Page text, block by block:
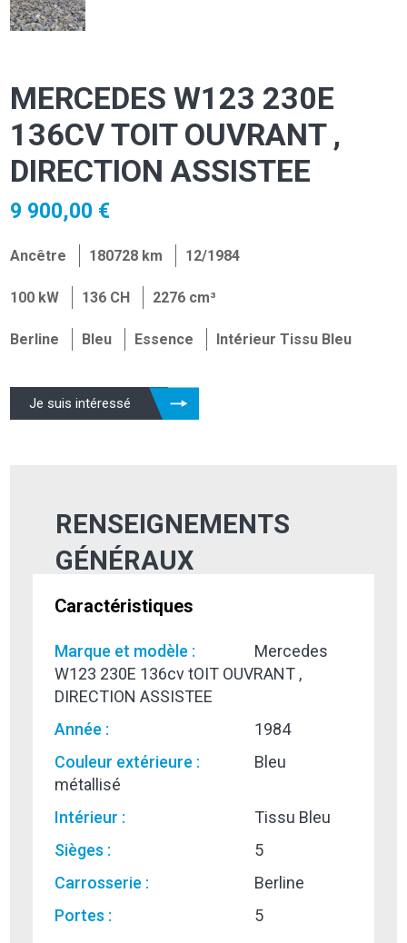
MERCEDES W123 230E
136CV TOIT OUVRANT ,
DIRECTION ASSISTEE
9 900,00 €
Ancêtre 180728 km 12/1984
100 kW 136 CH 2276 cm³
Berline Bleu Essence Intérieur Tissu Bleu
Je suis intéressé
RENSEIGNEMENTS
GÉNÉRAUX
Caractéristiques
Marque et modèle :
Mercedes
W123 230E 136cv tOIT OUVRANT ,
DIRECTION ASSISTEE
Année :
1984
Couleur extérieure :
Bleu
métallisé
Intérieur :
Tissu Bleu
Sièges :
5
Carrosserie :
Berline
Portes :
5